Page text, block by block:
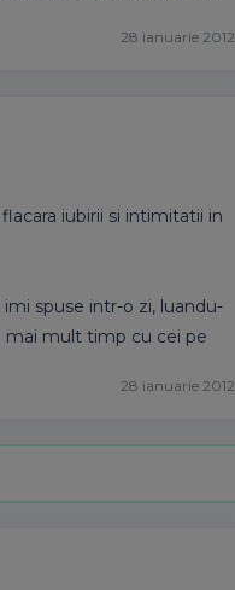
28 ianuarie 2012
iubirii si intimitatii in
spuse intr-o zi, luandu-
mai mult timp cu cei pe
28 ianuarie 2012